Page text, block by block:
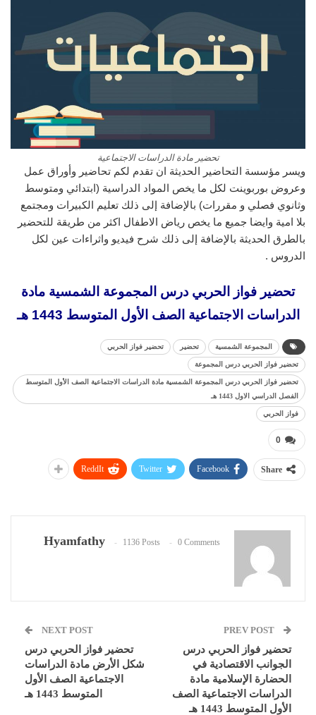
تحضير مادة الدراسات الاجتماعية
ويسر مؤسسة التحاضير الحديثة ان تقدم لكم تحاضير وأوراق عمل
وعروض بوربوينت لكل ما يخص المواد الدراسية (ابتدائي ومتوسط
وثانوي فصلي و مقررات) بالإضافة إلى ذلك تعليم الكبيرات ومجتمع
بلا امية وايضا جميع ما يخص رياض الاطفال اكثر من طريقة للتحضير
بالطرق الحديثة بالإضافة إلى ذلك شرح فيديو واثراءات عين لكل
الدروس .
تحضير فواز الحربي درس المجموعة الشمسية مادة
الدراسات الاجتماعية الصف الأول المتوسط 1443 هـ
المجموعة الشمسية تحضير تحضير فواز الحربي
تحضير فواز الحربي درس المجموعة
تحضير فواز الحربي درس المجموعة الشمسية مادة الدراسات الاجتماعية الصف الأول المتوسط
الفصل الدراسي الاول 1443 هـ
فواز الحربي
0
Share
Facebook
Twitter
ReddIt
Hyamfathy 1136 Posts 0 Comments
تحضير فواز الحربي درس
الجوانب الاقتصادية في
الحضارة الإسلامية مادة
الدراسات الاجتماعية الصف
الأول المتوسط 1443 هـ
NEXT POST
تحضير فواز الحربي درس
شكل الأرض مادة الدراسات
الاجتماعية الصف الأول
المتوسط 1443 هـ